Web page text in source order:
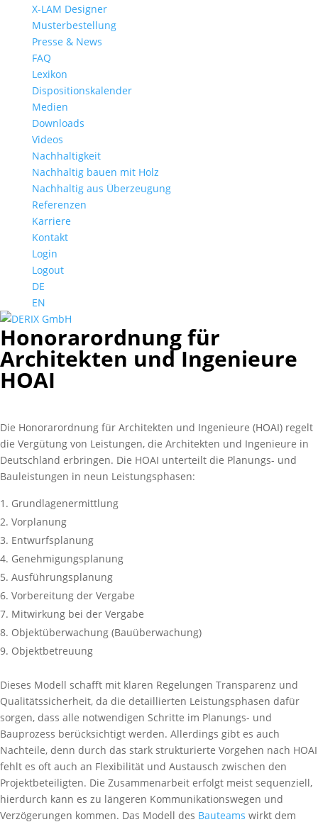
X-LAM Designer
Musterbestellung
Presse & News
FAQ
Lexikon
Dispositionskalender
Medien
Downloads
Videos
Nachhaltigkeit
Nachhaltig bauen mit Holz
Nachhaltig aus Überzeugung
Referenzen
Karriere
Kontakt
Login
Logout
DE
EN
Honorarordnung für
Architekten und Ingenieure
HOAI
Die Honorarordnung für Architekten und Ingenieure (HOAI) regelt
die Vergütung von Leistungen, die Architekten und Ingenieure in
Deutschland erbringen. Die HOAI unterteilt die Planungs- und
Bauleistungen in neun Leistungsphasen:
Grundlagenermittlung
Vorplanung
Entwurfsplanung
Genehmigungsplanung
Ausführungsplanung
Vorbereitung der Vergabe
Mitwirkung bei der Vergabe
Objektüberwachung (Bauüberwachung)
Objektbetreuung
Dieses Modell schafft mit klaren Regelungen Transparenz und
Qualitätssicherheit, da die detaillierten Leistungsphasen dafür
sorgen, dass alle notwendigen Schritte im Planungs- und
Bauprozess berücksichtigt werden. Allerdings gibt es auch
Nachteile, denn durch das stark strukturierte Vorgehen nach HOAI
fehlt es oft auch an Flexibilität und Austausch zwischen den
Projektbeteiligten. Die Zusammenarbeit erfolgt meist sequenziell,
hierdurch kann es zu längeren Kommunikationswegen und
Verzögerungen kommen. Das Modell des Bauteams wirkt dem